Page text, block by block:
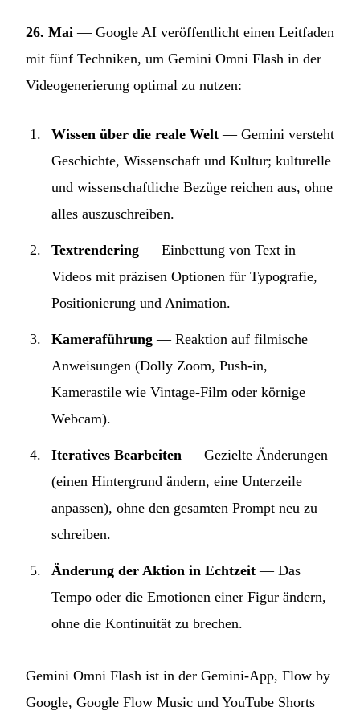
26. Mai — Google AI veröffentlicht einen Leitfaden
mit fünf Techniken, um Gemini Omni Flash in der
Videogenerierung optimal zu nutzen:
Wissen über die reale Welt — Gemini versteht
Geschichte, Wissenschaft und Kultur; kulturelle
und wissenschaftliche Bezüge reichen aus, ohne
alles auszuschreiben.
Textrendering — Einbettung von Text in
Videos mit präzisen Optionen für Typografie,
Positionierung und Animation.
Kameraführung — Reaktion auf filmische
Anweisungen (Dolly Zoom, Push-in,
Kamerastile wie Vintage-Film oder körnige
Webcam).
Iteratives Bearbeiten — Gezielte Änderungen
(einen Hintergrund ändern, eine Unterzeile
anpassen), ohne den gesamten Prompt neu zu
schreiben.
Änderung der Aktion in Echtzeit — Das
Tempo oder die Emotionen einer Figur ändern,
ohne die Kontinuität zu brechen.
Gemini Omni Flash ist in der Gemini-App, Flow by
Google, Google Flow Music und YouTube Shorts